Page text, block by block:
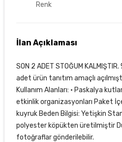
Renk
İlan Açıklaması
SON 2 ADET STOĞUM
adet ürün tanıtım amaçlı
Kullanım Alanları: • Paskalya
etkinlik organizasyonları Paket
kuyruk Beden Bilgisi: Yetişkin
polyester köpükten üretilmiştir
fotoğraflar gönderilebilir.